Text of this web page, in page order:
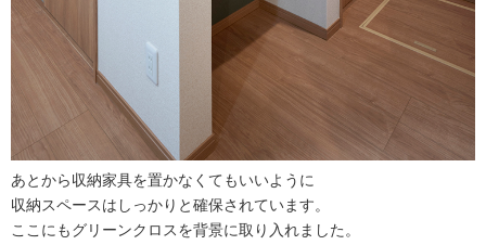
あとから収納家具を置かなくてもいいように
収納スペースはしっかりと確保されています。
ここにもグリーンクロスを背景に取り入れました。